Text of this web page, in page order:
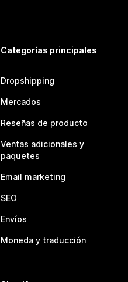
Categorías principales
Dropshipping
Mercados
Reseñas de producto
Ventas adicionales y
paquetes
Email marketing
SEO
Envíos
Moneda y traducción